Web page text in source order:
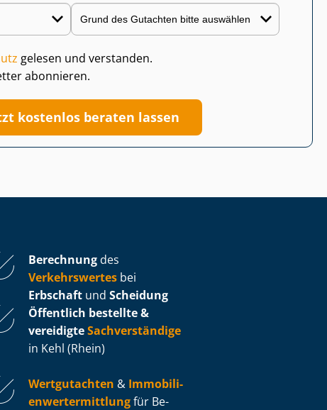
gelesen und verstanden.
abonnieren.
kostenlos beraten lassen
Berechnung des
Verkehrswertes bei
Erbschaft und Scheidung
Öffentlich bestellte &
vereidigteSachverständige
in Kehl (Rhein)
Wertgutachten & Im­mo­bi­li­
en­wert­ermitt­lungfür Be­